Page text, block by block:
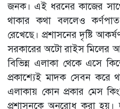
জনক। এই ধরনের কাজের সাথে
থাকার কথা বললেও
রেখেছে। প্রশাসনের দৃষ্টি
সরকারের অটো রাইস মিলের
বিভিন্ন এলাকা থেকে এসে
প্রকাশ্যেই মাদক সেবন করে
এলাকায় কোন প্রকার মেস
প্রশাসনকে অনুরোধ করা হয়।